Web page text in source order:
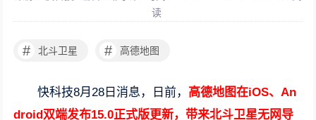
读
# 北斗卫星 # 高德地图
快科技8月28日消息，日前， 高德地图在iOS、An
droid双端发布15.0正式版更新，带来北斗卫星无网导